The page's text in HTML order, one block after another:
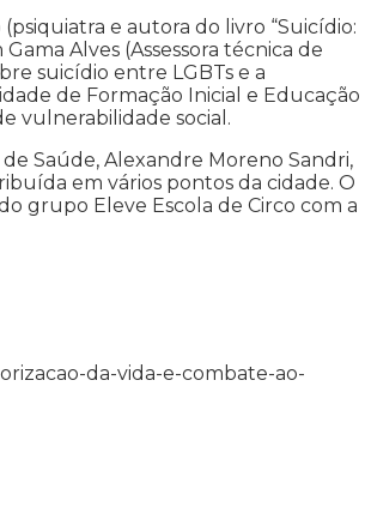
e autora do livro “Suicídio:
Alves (Assessora técnica de
suicídio entre LGBTs e a
de Formação Inicial e Educação
vulnerabilidade social.
Saúde, Alexandre Moreno Sandri,
em vários pontos da cidade. O
grupo Eleve Escola de Circo com a
da-vida-e-combate-ao-